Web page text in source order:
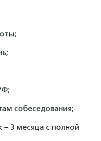
собеседования;
3 месяца с полной